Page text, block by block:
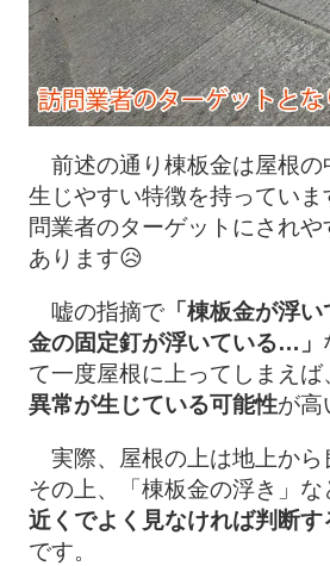
前述の通り棟板金は屋根の
生じやすい特徴を持ってい
問業者のターゲットにされ
あります😥
嘘の指摘で「棟板金が浮
金の固定釘が浮いている…」
て一度屋根に上ってしまえば
異常が生じている可能性が高
実際、屋根の上は地上から
その上、「棟板金の浮き」
近くでよく見なければ判断す
です。